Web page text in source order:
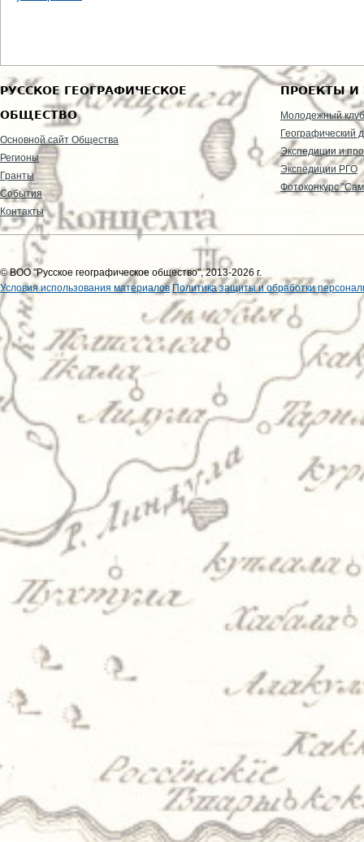
РУССКОЕ ГЕОГРАФИЧЕСКОЕ
ОБЩЕСТВО
Основной сайт Общества
Регионы
Гранты
События
Контакты
ПРОЕКТЫ И
Молодежный клуб
Географический
Экспедиции и
Экспедиции РГО
Фотоконкурс
© ВОО "Русское географическое общество", 2013-2026 г.
Условия использования материалов Политика защиты и обработки